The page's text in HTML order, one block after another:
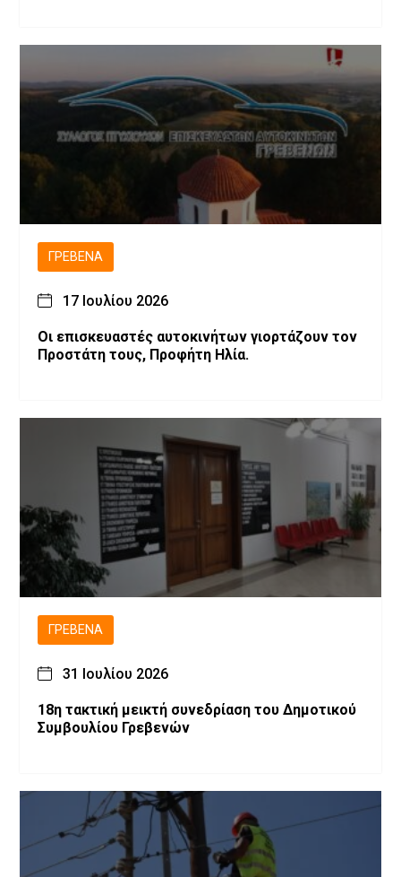
ΓΡΕΒΕΝΆ
17 Ιουλίου 2026
Οι επισκευαστές αυτοκινήτων γιορτάζουν τον
Προστάτη τους, Προφήτη Ηλία.
ΓΡΕΒΕΝΆ
31 Ιουλίου 2026
18η τακτική μεικτή συνεδρίαση του Δημοτικού
Συμβουλίου Γρεβενών